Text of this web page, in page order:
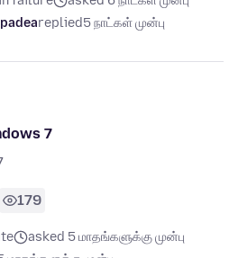
replied5 நாட்கள் முன்பு
7
179
asked 5 மாதங்களுக்கு முன்பு